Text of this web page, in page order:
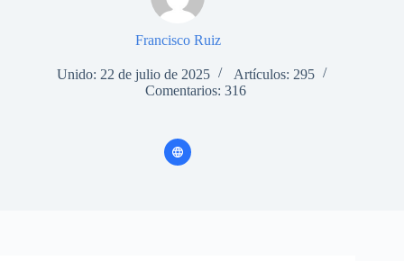
Francisco Ruiz
Unido: 22 de julio de 2025
Artículos: 295
Comentarios: 316